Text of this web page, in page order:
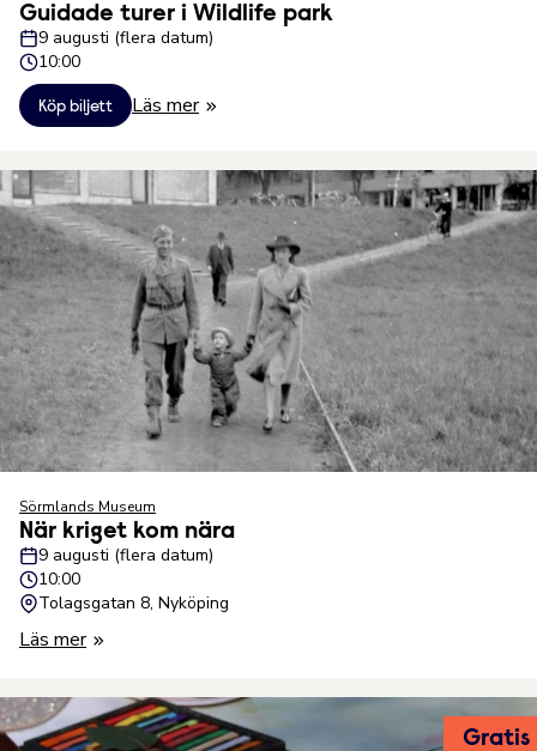
Guidade turer i Wildlife park
9 augusti (flera datum)
10:00
Köp biljett Läs mer
Sörmlands Museum
När kriget kom nära
9 augusti (flera datum)
10:00
Tolagsgatan 8, Nyköping
Läs mer
Gratis